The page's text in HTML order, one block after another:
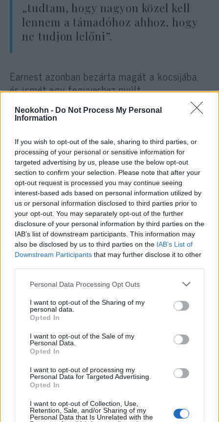
Neokohn - Do Not Process My Personal
Information
If you wish to opt-out of the sale, sharing to third parties, or
processing of your personal or sensitive information for
targeted advertising by us, please use the below opt-out
section to confirm your selection. Please note that after your
opt-out request is processed you may continue seeing
interest-based ads based on personal information utilized by
us or personal information disclosed to third parties prior to
your opt-out. You may separately opt-out of the further
disclosure of your personal information by third parties on the
IAB’s list of downstream participants. This information may
also be disclosed by us to third parties on the IAB’s List of
Downstream Participants that may further disclose it to other
Please note that this website/app uses one or more Google
not limited to your visit or usage behaviour. You may click to
grant or deny consent to Google and its third-party tags to
use your data for below specified purposes in below Google
consent section.
Personal Data Processing Opt Outs
I want to opt-out of the Sharing of my
personal data.
Opted In
I want to opt-out of the Sale of my
Personal Data.
Opted In
I want to opt-out of processing my
Personal Data for Targeted Advertising.
Opted In
I want to opt-out of Collection, Use,
Retention, Sale, and/or Sharing of my
Personal Data that Is Unrelated with the
„tudtam, hogy nagyon közel kell
lennem a támadóhoz ahhoz, hogy
ne tudjon lelőni”.
Earnest azonban bezárta magát a kocsijába,
és ismét egy fegyverhez nyúlt.
Stewart ekkor fedezéket keresett, míg a
támadóra. A hősies családapa szerint az őr
„megmentette az életét”, bizonyítva, hogy
„kell, hogy legyen egy jófiú egy
pisztollyal ahhoz, hogy
megállítsa a rosszfiút a
pisztollyal”.
A támadó elhajtott, ám később feladta
magát.
Az esetet követően Stewart arról beszélt,
hogy
„fontos dolog, hogy megóvjuk
magunkat és hogy erősek
legyünk. De fontos tudni azt is,
hogy áldozatokat kell hoznunk